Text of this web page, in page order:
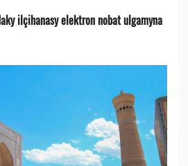
ilçihanasy elektron nobat ulgamyna